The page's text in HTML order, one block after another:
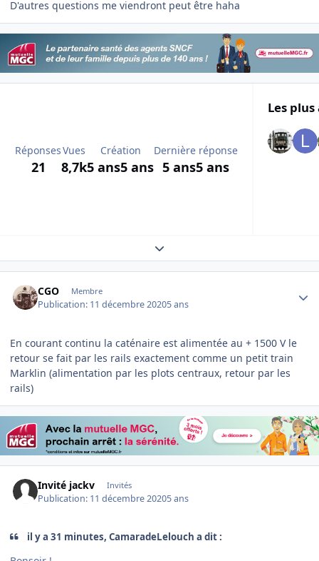
D'autres questions me viendront peut être haha
Réponses
21
Vues
8,7k
Création
5 ans5 ans
Dernière réponse
5 ans5 ans
Les
Expand topic overview
CGO Membre
Publication: 11 décembre 20205 ans
En courant continu la caténaire est alimentée au + 1500 V le
retour se fait par les rails exactement comme un petit train
Marklin (alimentation par les plots centraux, retour par les
rails)
Invité jackv Invités
Publication: 11 décembre 20205 ans
il y a 31 minutes, CamaradeLelouch a dit :